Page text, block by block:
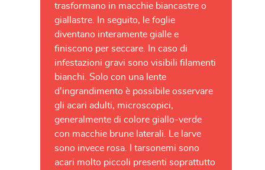
trasformano in macchie biancastre o
giallastre. In seguito, le foglie
diventano interamente gialle e
finiscono per seccare. In caso di
infestazioni gravi sono visibili filamenti
bianchi. Solo con una lente
d'ingrandimento è possibile osservare
gli acari adulti, microscopici,
generalmente di colore giallo-verde
con macchie brune laterali. Le larve
sono invece rosa. I tarsonemi sono
acari molto piccoli presenti soprattutto